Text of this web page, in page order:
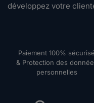
développez votre
Paiement 100% sécurisé
& Protection des
personnelles